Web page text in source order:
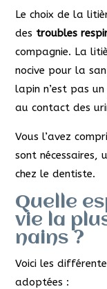
Le choix de la
des troubles
compagnie. La
nocive pour la
lapin n’est pas
au contact des
Vous l’avez
sont nécessaires,
chez le dentiste.
Quelle
vie la
nains ?
Voici les
adoptées :